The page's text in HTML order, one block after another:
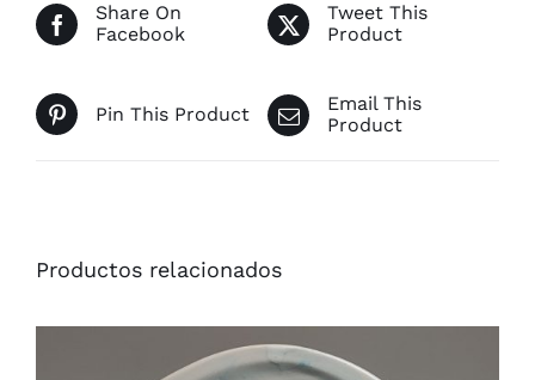
Share On
Facebook
Tweet This
Product
Pin This Product
Email This
Product
Productos relacionados